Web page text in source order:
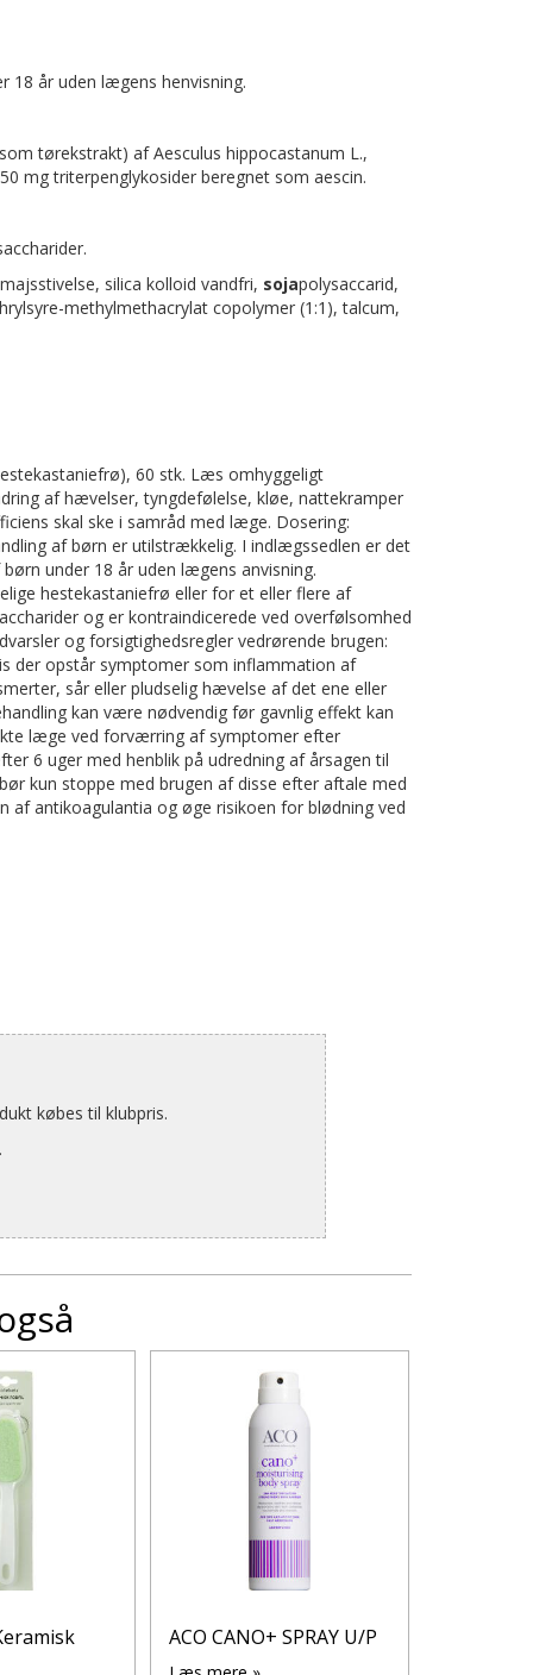
18 år uden lægens henvisning.
tørekstrakt) af Aesculus hippocastanum L.,
mg triterpenglykosider beregnet som aescin.
silica kolloid vandfri, sojapolysaccarid,
methylmethacrylat copolymer (1:1), talcum,
60 stk. Læs omhyggeligt
af hævelser, tyngdefølelse, kløe, nattekramper
skal ske i samråd med læge. Dosering:
af børn er utilstrækkelig. I indlægssedlen er det
under 18 år uden lægens anvisning.
hestekastaniefrø eller for et eller flere af
og er kontraindicerede ved overfølsomhed
og forsigtighedsregler vedrørende brugen:
der opstår symptomer som inflammation af
sår eller pludselig hævelse af det ene eller
kan være nødvendig før gavnlig effekt kan
læge ved forværring af symptomer efter
6 uger med henblik på udredning af årsagen til
kun stoppe med brugen af disse efter aftale med
antikoagulantia og øge risikoen for blødning ved
købes til klubpris.
ACO CANO+ SPRAY U/P